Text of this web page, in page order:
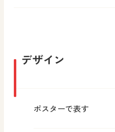
デザイン
ポスターで表す